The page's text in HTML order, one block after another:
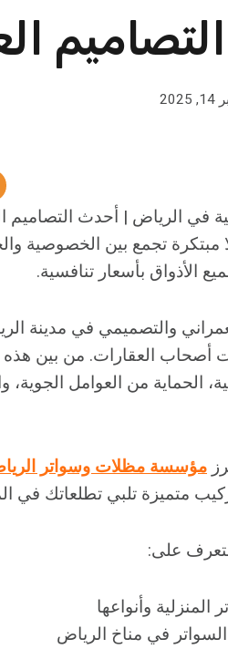
في الرياض | أحدث التصاميم
مبتكرة تجمع بين الخصوصية
الأذواق بأسعار تنافسية.
والتصميمي في مدينة
أصحاب العقارات. من بين هذه
الحماية من العوامل
مؤسسة مظلات وسواتر
متميزة تلبي تطلعاتك في
على:
المنزلية وأنواعها
في مناخ الرياض